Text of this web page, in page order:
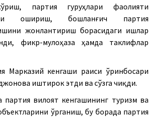
партия гуруҳлари фаолияти
ошириш, бошланғич партия
жонлантириш борасидаги ишлар
фикр-мулоҳаза ҳамда таклифлар
Марказий кенгаши раиси ўринбосари
иштирок этди ва сўзга чиқди.
партия вилоят кенгашининг туризм ва
ўрганиш, бу борада партия